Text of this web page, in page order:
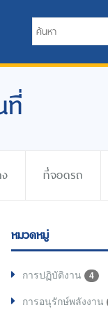
ที่
ที่จอดรถ
หมวดหมู่
การปฏิบัติงาน 4
การอนุรักษ์พลังงาน